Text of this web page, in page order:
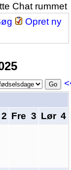
Chat rummet
Opret ny
2 3
Fre 4
Lør